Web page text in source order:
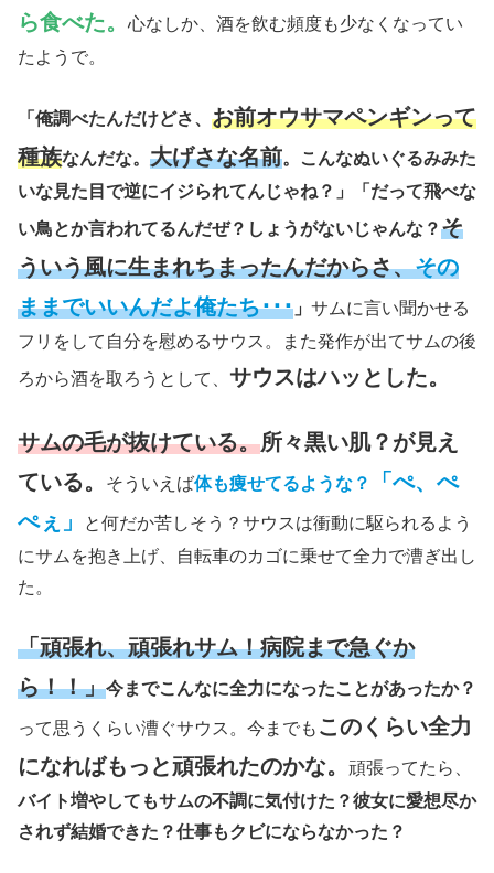
ら食べた。
心なしか、酒を飲む頻度も少なくなってい
たようで。
「俺調べたんだけどさ、 お前オウサマペンギンって
種族なんだな。 大げさな名前。こんなぬいぐるみみた
いな見た目で逆にイジられてんじゃね？」「だって飛べな
い鳥とか言われてるんだぜ？しょうがないじゃんな？そ
ういう風に生まれちまったんだからさ、その
ままでいいんだよ俺たち･･･ 」 サムに言い聞かせる
フリをして自分を慰めるサウス。また発作が出てサムの後
ろから酒を取ろうとして、 サウスはハッとした。
サムの毛が抜けている。所々黒い肌？が見え
ている。
そういえば体も痩せてるような？
「ぺ、ぺ
ぺぇ」
と何だか苦しそう？サウスは衝動に駆られるよう
にサムを抱き上げ、自転車のカゴに乗せて全力で漕ぎ出し
た。
「頑張れ、頑張れサム！病院まで急ぐか
ら！！」今までこんなに全力になったことがあったか？
って思うくらい漕ぐサウス。今までも このくらい全力
になればもっと頑張れたのかな。
頑張ってたら、
バイト増やしてもサムの不調に気付けた？彼女に愛想尽か
されず結婚できた？仕事もクビにならなかった？